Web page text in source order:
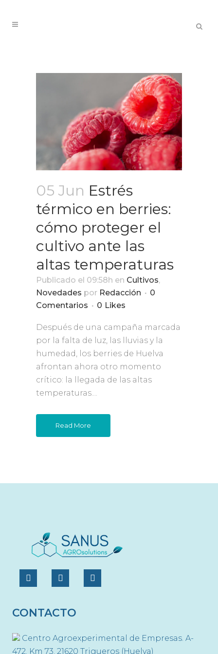
05 Jun Estrés
térmico en berries:
cómo proteger el
cultivo ante las
altas temperaturas
Publicado el 09:58h en Cultivos,
Novedades por Redacción
0
Comentarios
0 Likes
Después de una campaña marcada
por la falta de luz, las lluvias y la
humedad, los berries de Huelva
afrontan ahora otro momento
crítico: la llegada de las altas
temperaturas....
Read More
CONTACTO
Centro Agroexperimental de Empresas. A-
472. Km 73. 21620 Trigueros (Huelva)